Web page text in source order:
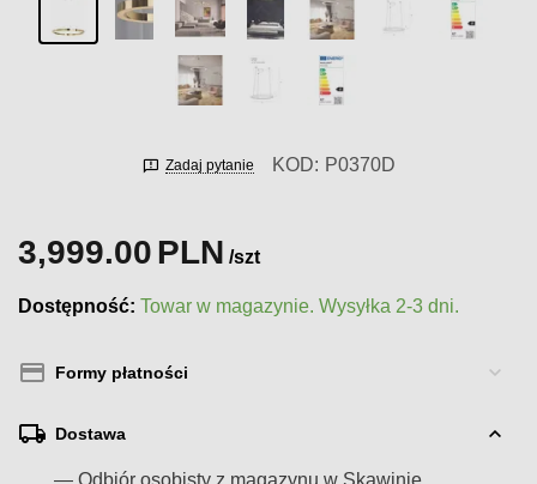
Zadaj pytanie KOD: P0370D
3,999.00PLN /szt
Dostępność: Towar w magazynie. Wysyłka 2-3 dni.
Formy płatności
Dostawa
— Odbiór osobisty z magazynu w Skawinie